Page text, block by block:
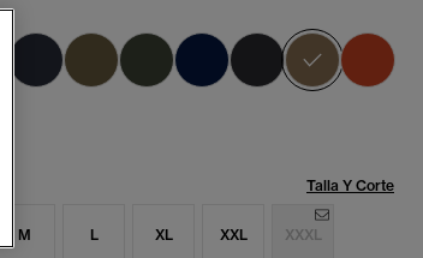
Talla Y Corte
M L XL XXL XXXL